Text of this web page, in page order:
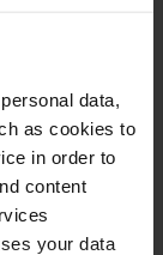
data,
as cookies to
in order to
content
your data
Copie
Copie